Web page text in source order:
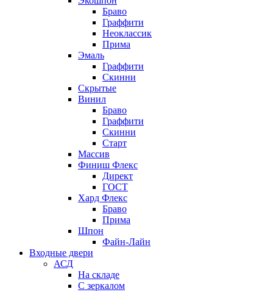
Браво
Граффити
Неоклассик
Прима
Эмаль
Граффити
Скинни
Скрытые
Винил
Браво
Граффити
Скинни
Старт
Массив
Финиш Флекс
Директ
ГОСТ
Хард Флекс
Браво
Прима
Шпон
Файн-Лайн
Входные двери
АСД
На складе
С зеркалом